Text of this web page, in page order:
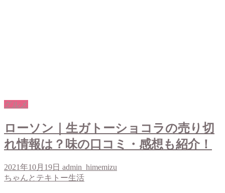
グルメ
ローソン｜生ガトーショコラの売り切
れ情報は？味の口コミ・感想も紹介！
2021年10月19日 admin_himemizu
ちゃんとテキトー生活